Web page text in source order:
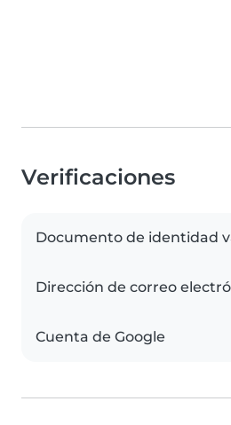
Verificaciones
Documento de identidad
Dirección de correo
Cuenta de Google